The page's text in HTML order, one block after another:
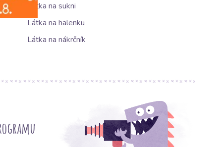
Látka na sukni
Látka na halenku
Látka na nákrčník